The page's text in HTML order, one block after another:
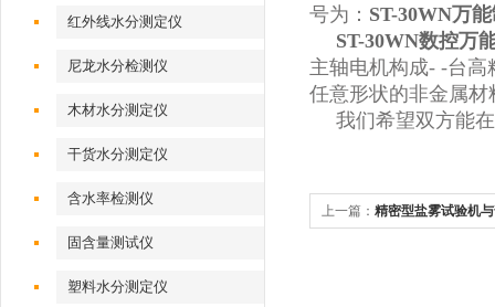
红外线水分测定仪
尼龙水分检测仪
木材水分测定仪
干货水分测定仪
含水率检测仪
固含量测试仪
塑料水分测定仪
号为： ST-30WN万
ST-30WN数控万
主轴电机构成- -台
任意形状的非金属
我们希望双方能
上一篇： 精密型盐雾试验机